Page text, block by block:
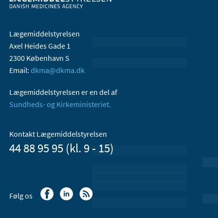
Lægemiddelstyrelsen
Axel Heides Gade 1
2300 København S
Email: dkma@dkma.dk
Lægemiddelstyrelsen er en del af
Sundheds- og Kirkeministeriet.
Kontakt Lægemiddelstyrelsen
44 88 95 95 (kl. 9 - 15)
Følg os